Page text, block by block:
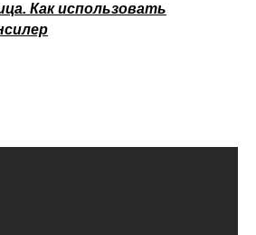
Как использовать